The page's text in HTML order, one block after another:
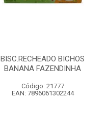
BISC.RECHEADO BICHOS
BANANA FAZENDINHA
Código: 21777
EAN: 7896061302244